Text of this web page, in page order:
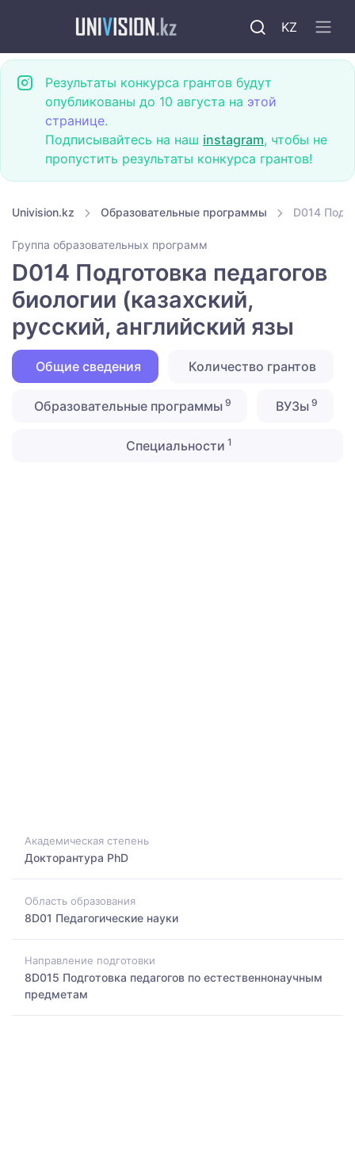
KZ
Результаты конкурса грантов будут
опубликованы до 10 августа на этой
странице.
Подписывайтесь на наш instagram, чтобы не
пропустить результаты конкурса грантов!
Univision.kz Образовательные программы D014
Группа образовательных программ
D014 Подготовка педагогов
биологии (казахский,
русский, английский язы
Общие сведения Количество грантов
Образовательные программы 9 ВУЗы 9
Специальности 1
Академическая степень
Докторантура PhD
Область образования
8D01 Педагогические науки
Направление подготовки
8D015 Подготовка педагогов по естественнонаучным
предметам